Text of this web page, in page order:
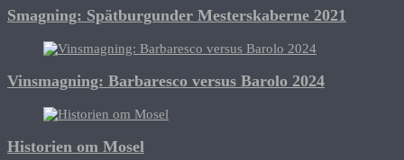
Smagning: Spätburgunder Mesterskaberne 2021
Vinsmagning: Barbaresco versus Barolo 2024
Historien om Mosel